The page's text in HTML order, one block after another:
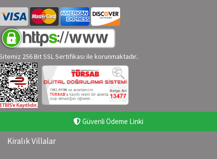
256 Bit SSL Sertifikası ile korunmaktadır..
Güvenli Ödeme Linki
Kiralık Villalar